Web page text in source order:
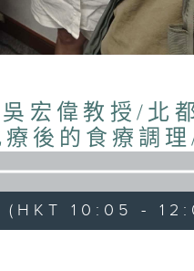
宏偉教授/北
後的食療調
10:05 -